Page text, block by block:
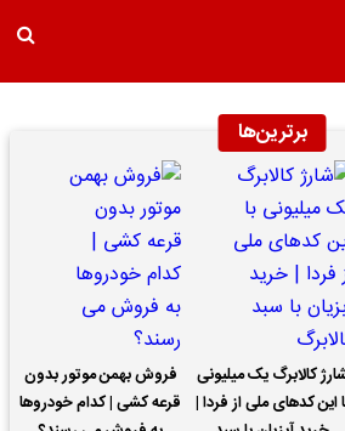
برترین‌ها
کالابرگ یک میلیونی
این کدهای ملی از فردا |
فروش بهمن موتور بدون
قرعه کشی | کدام خودروها